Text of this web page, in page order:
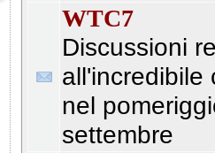
WTC7
Discussioni
all'incredibile
nel
settembre